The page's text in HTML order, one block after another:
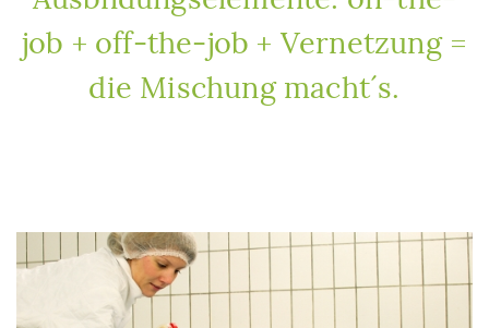
job + off-the-job + Vernetzung =
die Mischung macht´s.